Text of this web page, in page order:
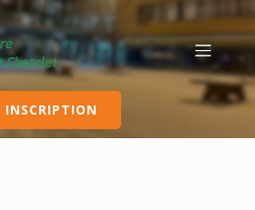
INSCRIPTION